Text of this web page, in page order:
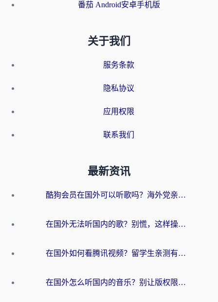
番茄 Android安卓手机版
关于我们
服务条款
隐私协议
应用权限
联系我们
最新资讯
酷狗会员在国外可以听歌吗？海外党亲测有效：3步解决音乐权限难题
在国外无法听国内的歌？别慌，这样操作就能畅听QQ音乐（附亲测加速器推荐）
在国外如何看腾讯视频？留学生亲测有效的回国加速方案
在国外怎么听国内的音乐？别让版权限制断了你的华语歌单